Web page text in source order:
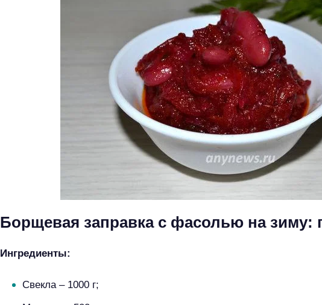
Борщевая заправка с фасолью на зиму:
Ингредиенты:
Свекла – 1000 г;